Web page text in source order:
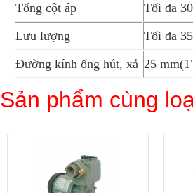
Tổng cột áp
Tối đa
Lưu lượng
Tối đa
Đường kính ống hút, xả 25
Sản phẩm cùng